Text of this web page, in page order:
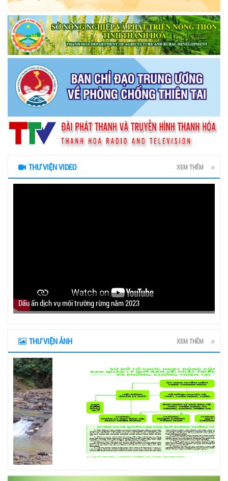
THƯ VIỆN VIDEO XEM THÊM
Dấu ấn dịch vụ môi trường rừng năm 2023
THƯ VIỆN ẢNH XEM THÊM